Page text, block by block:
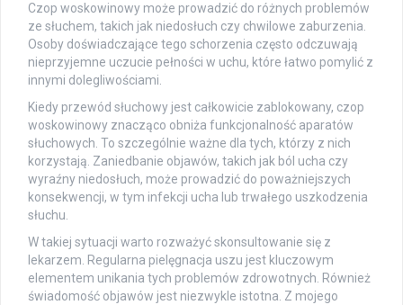
Czop woskowinowy może prowadzić do różnych problemów
ze słuchem, takich jak niedosłuch czy chwilowe zaburzenia.
Osoby doświadczające tego schorzenia często odczuwają
nieprzyjemne uczucie pełności w uchu, które łatwo pomylić z
innymi dolegliwościami.
Kiedy przewód słuchowy jest całkowicie zablokowany, czop
woskowinowy znacząco obniża funkcjonalność aparatów
słuchowych. To szczególnie ważne dla tych, którzy z nich
korzystają. Zaniedbanie objawów, takich jak ból ucha czy
wyraźny niedosłuch, może prowadzić do poważniejszych
konsekwencji, w tym infekcji ucha lub trwałego uszkodzenia
słuchu.
W takiej sytuacji warto rozważyć skonsultowanie się z
lekarzem. Regularna pielęgnacja uszu jest kluczowym
elementem unikania tych problemów zdrowotnych. Również
świadomość objawów jest niezwykle istotna. Z mojego